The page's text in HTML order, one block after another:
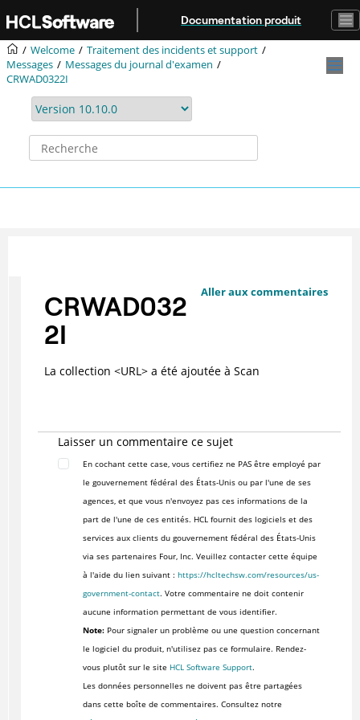
Aller au contenu principal
Documentation produit
Welcome
Traitement des incidents et support
Messages
Messages du journal d'examen
CRWAD0322I
Aller aux commentaires
CRWAD032
2I
La collection <URL> a été ajoutée à Scan
Laisser un commentaire ce sujet
En cochant cette case, vous certifiez ne PAS être employé par
le gouvernement fédéral des États-Unis ou par l'une de ses
agences, et que vous n'envoyez pas ces informations de la
part de l'une de ces entités. HCL fournit des logiciels et des
services aux clients du gouvernement fédéral des États-Unis
via ses partenaires Four, Inc. Veuillez contacter cette équipe
à l'aide du lien suivant : https://hcltechsw.com/resources/us-
government-contact. Votre commentaire ne doit contenir
aucune information permettant de vous identifier.
Note:Pour signaler un problème ou une question concernant
le logiciel du produit, n'utilisez pas ce formulaire. Rendez-
vous plutôt sur le site HCL Software Support.
Les données personnelles ne doivent pas être partagées
dans cette boîte de commentaires. Consultez notre